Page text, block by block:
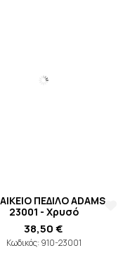
ΠΕΔΙΛΟ ADAMS
23001 - Χρυσό
38,50 €
Κωδικός: 910-23001